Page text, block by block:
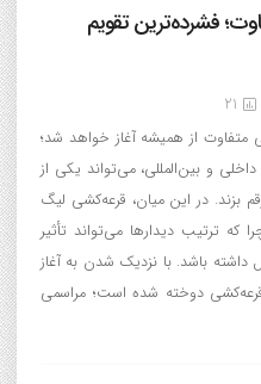
فشرده‌ترین تقویم
21
متفاوت از همیشه آغاز خواهد شد؛
و بین‌المللی، می‌تواند یکی از
بزند. در این میان، قرعه‌کشی لیگ
که ترتیب دیدارها می‌تواند تأثیر
باشد. با نزدیک شدن به آغاز
دوخته شده است؛ مراسمی